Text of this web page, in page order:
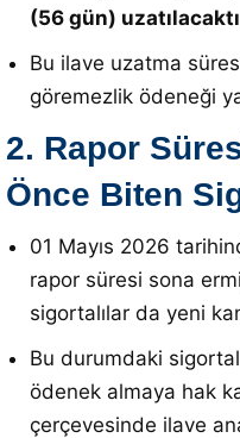
(56 gün)
Bu ilave uzatma
göremezlik ödeneği
2. Rapor
Önce Biten
01 Mayıs 2026
rapor süresi sona
sigortalılar da yeni
Bu durumdaki
ödenek almaya hak
çerçevesinde ilave